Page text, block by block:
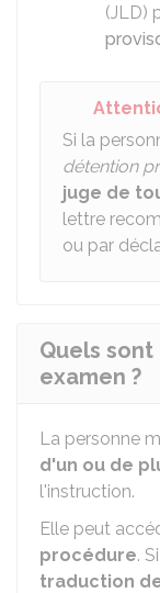
(JLD)
Si la
détention
juge de
lettre
ou par
Quels
examen ?
La personne
d'un ou de
l'instruction.
Elle peut
procédure.
traduction